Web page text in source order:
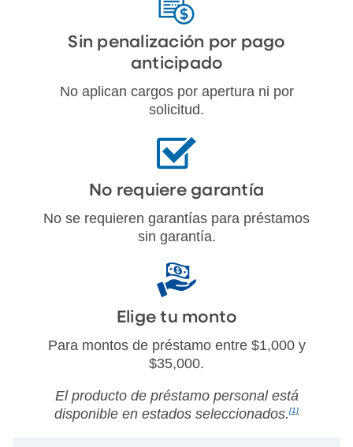
Sin penalización por pago
anticipado
No aplican cargos por apertura ni por
solicitud.
No requiere garantía
No se requieren garantías para préstamos
sin garantía.
Elige tu monto
Para montos de préstamo entre $1,000 y
$35,000.
El producto de préstamo personal está
disponible en estados seleccionados.[1]